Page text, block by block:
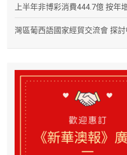
上半年非博彩消費444.7億 按年
灣區葡西語國家經貿交流會 探